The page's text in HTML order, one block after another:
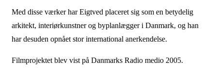
Med disse værker har Eigtved placeret sig som en betydelig
arkitekt, interiørkunstner og byplanlægger i Danmark, og han
har desuden opnået stor international anerkendelse.
Filmprojektet blev vist på Danmarks Radio medio 2005.